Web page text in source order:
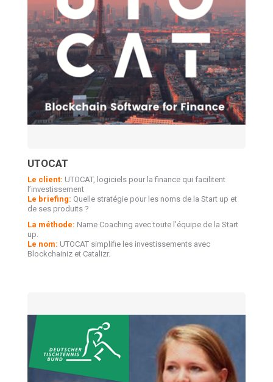
UTOCAT
Le client: UTOCAT, logiciels pour la finance qui facilitent
l’investissement
Le briefing: Quelle stratégie pour les noms de la Start up et
de ses produits ?
La méthode: Name Coaching avec toute l’équipe de la Start
up.
Le nom: UTOCAT simplifie les investissements avec
Blockchainiz et Catalizr.